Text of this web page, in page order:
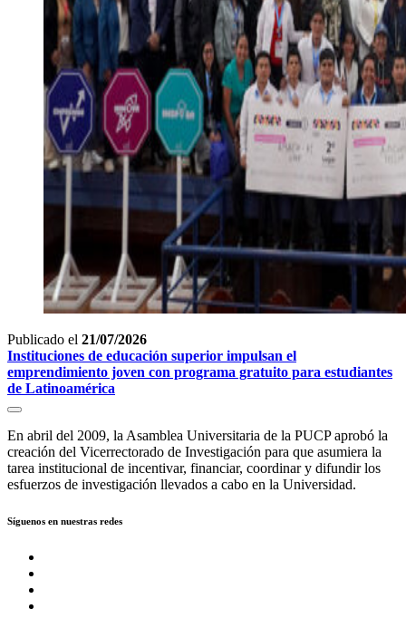
Publicado el 21/07/2026
Instituciones de educación superior impulsan el
emprendimiento joven con programa gratuito para estudiantes
de Latinoamérica
En abril del 2009, la Asamblea Universitaria de la PUCP aprobó la
creación del Vicerrectorado de Investigación para que asumiera la
tarea institucional de incentivar, financiar, coordinar y difundir los
esfuerzos de investigación llevados a cabo en la Universidad.
Síguenos en nuestras redes